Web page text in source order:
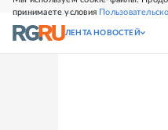
принимаете условия
СВЕЖИЙ НОМЕР
ЛЕНТА НОВОСТЕЙ